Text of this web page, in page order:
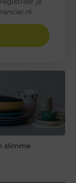
slimme